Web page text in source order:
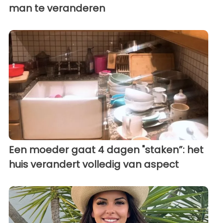
man te veranderen
Een moeder gaat 4 dagen "staken”: het
huis verandert volledig van aspect